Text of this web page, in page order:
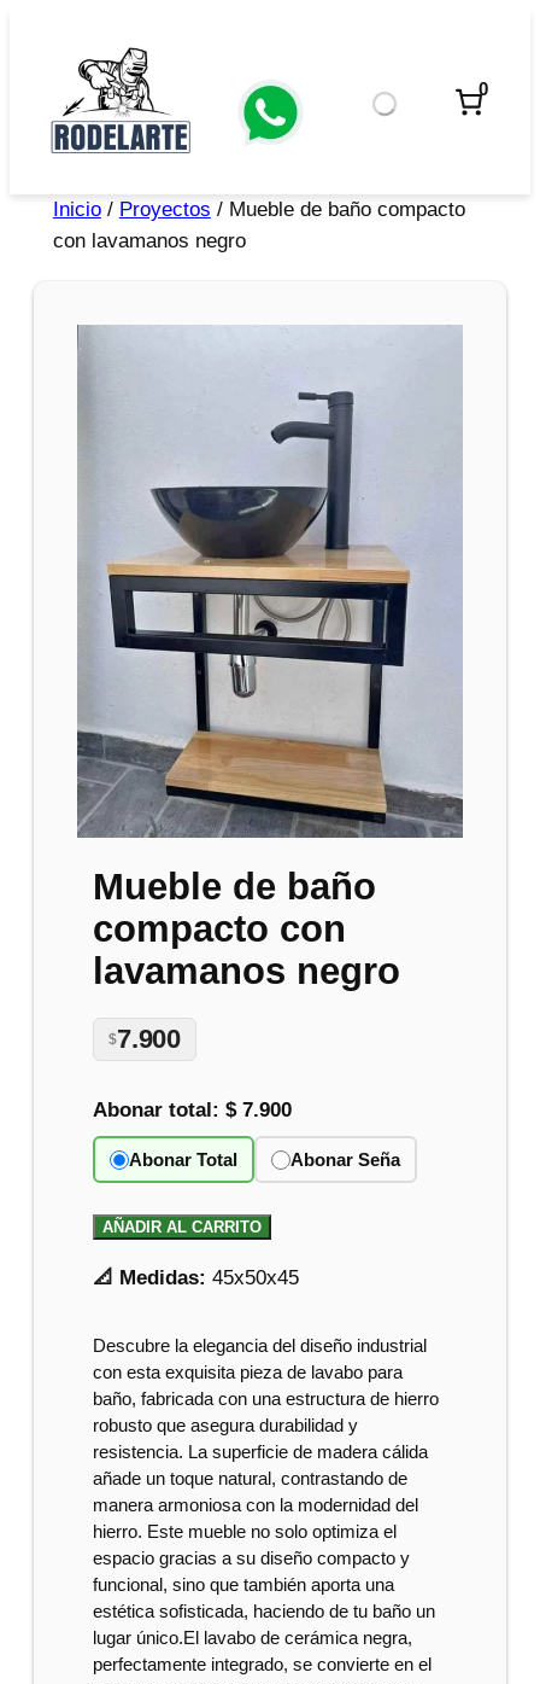
0
Inicio/ Proyectos / Mueble de baño compacto
con lavamanos negro
Mueble de baño
compacto con
lavamanos negro
$7.900
Abonar total:$ 7.900
Abonar Total Abonar Seña
AÑADIR AL CARRITO
📐 Medidas: 45x50x45
Descubre la elegancia del diseño industrial
con esta exquisita pieza de lavabo para
baño, fabricada con una estructura de hierro
robusto que asegura durabilidad y
resistencia. La superficie de madera cálida
añade un toque natural, contrastando de
manera armoniosa con la modernidad del
hierro. Este mueble no solo optimiza el
espacio gracias a su diseño compacto y
funcional, sino que también aporta una
estética sofisticada, haciendo de tu baño un
lugar único.El lavabo de cerámica negra,
perfectamente integrado, se convierte en el